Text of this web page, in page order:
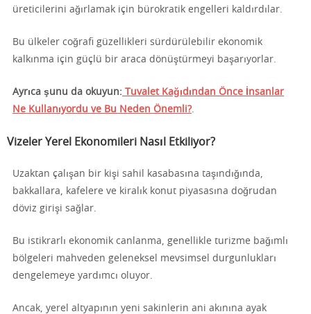
üreticilerini ağırlamak için bürokratik engelleri kaldırdılar.
Bu ülkeler coğrafi güzellikleri sürdürülebilir ekonomik
kalkınma için güçlü bir araca dönüştürmeyi başarıyorlar.
Ayrıca şunu da okuyun: Tuvalet Kağıdından Önce İnsanlar
Ne Kullanıyordu ve Bu Neden Önemli?.
Vizeler Yerel Ekonomileri Nasıl Etkiliyor?
Uzaktan çalışan bir kişi sahil kasabasına taşındığında,
bakkallara, kafelere ve kiralık konut piyasasına doğrudan
döviz girişi sağlar.
Bu istikrarlı ekonomik canlanma, genellikle turizme bağımlı
bölgeleri mahveden geleneksel mevsimsel durgunlukları
dengelemeye yardımcı oluyor.
Ancak, yerel altyapının yeni sakinlerin ani akınına ayak